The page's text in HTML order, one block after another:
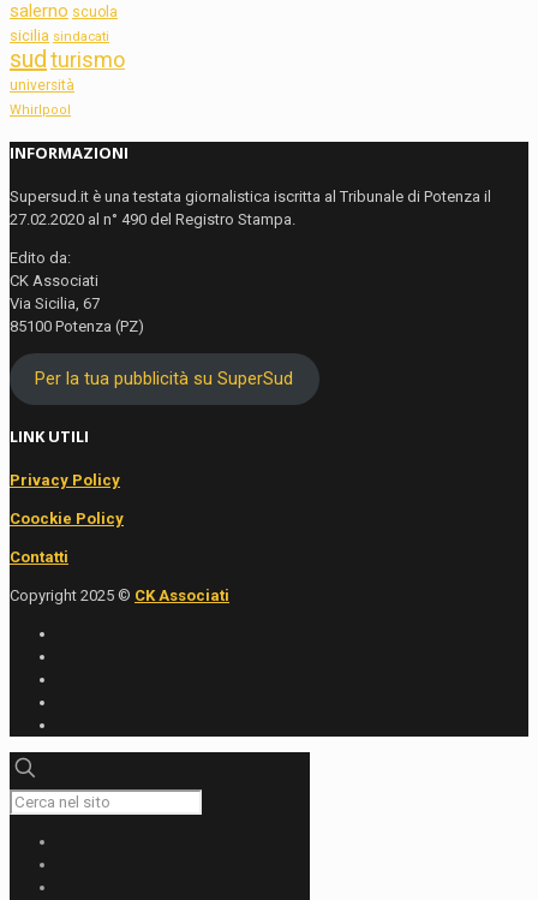
salerno scuola
sicilia sindacati
sudturismo
università
Whirlpool
INFORMAZIONI
Supersud.it è una testata giornalistica iscritta al Tribunale di Potenza il
27.02.2020 al n° 490 del Registro Stampa.
Edito da:
CK Associati
Via Sicilia, 67
85100 Potenza (PZ)
Per la tua pubblicità su SuperSud
LINK UTILI
Privacy Policy
Coockie Policy
Contatti
Copyright 2025 © CK Associati